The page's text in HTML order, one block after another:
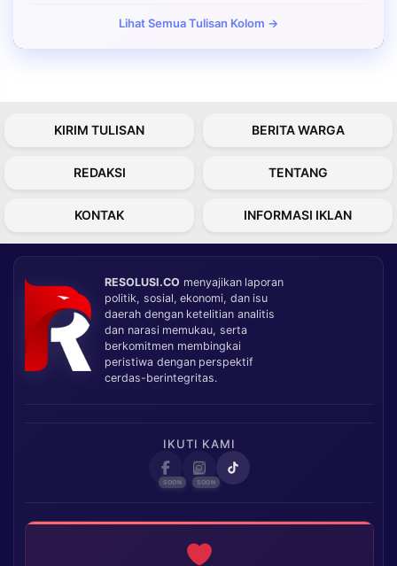
Lihat Semua Tulisan Kolom →
KIRIM TULISAN BERITA WARGA
REDAKSI TENTANG
KONTAK INFORMASI IKLAN
RESOLUSI.CO menyajikan laporan
politik, sosial, ekonomi, dan isu
daerah dengan ketelitian analitis
dan narasi memukau, serta
berkomitmen membingkai
peristiwa dengan perspektif
cerdas-berintegritas.
IKUTI KAMI